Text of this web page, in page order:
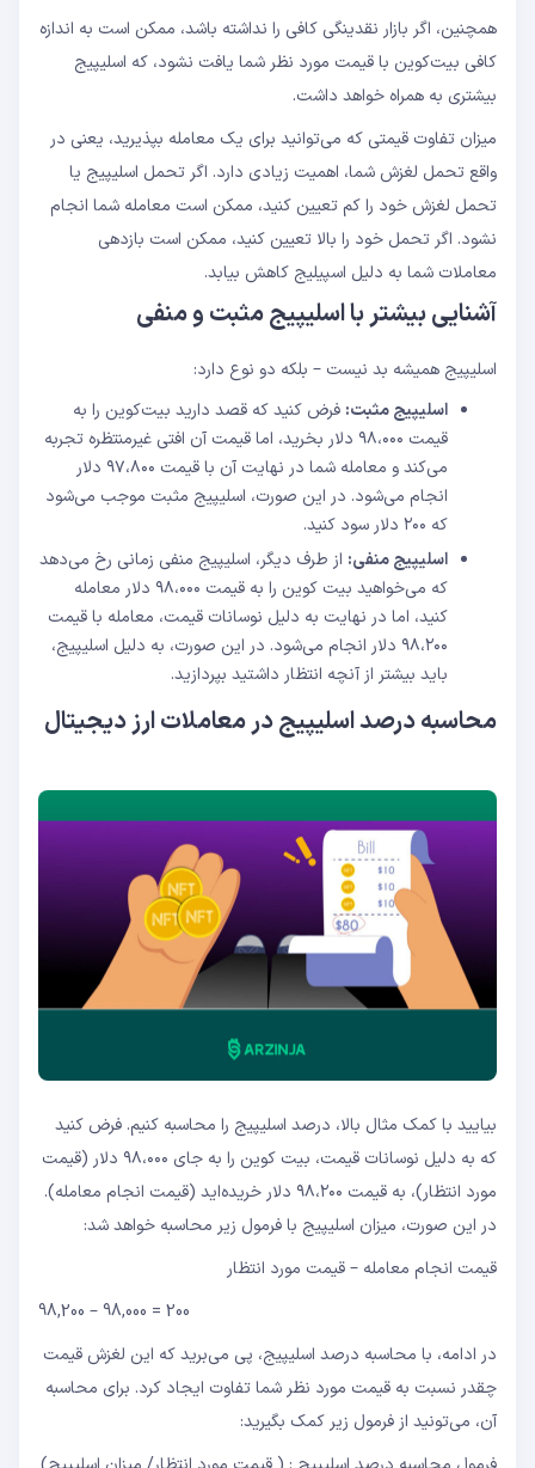
همچنین، اگر بازار نقدینگی کافی را نداشته باشد، ممکن است به اندازه
کافی بیت‌کوین با قیمت مورد نظر شما یافت نشود، که اسلیپیج
بیشتری به همراه خواهد داشت.
میزان تفاوت قیمتی که می‌توانید برای یک معامله بپذیرید، یعنی در
واقع تحمل لغزش شما، اهمیت زیادی دارد. اگر تحمل اسلیپیج یا
تحمل لغزش خود را کم تعیین کنید، ممکن است معامله شما انجام
نشود. اگر تحمل خود را بالا تعیین کنید، ممکن است بازدهی
معاملات شما به دلیل اسپیلیج کاهش بیابد.
آشنایی بیشتر با اسلیپیج مثبت و منفی
اسلیپیج همیشه بد نیست – بلکه دو نوع دارد:
اسلیپیج مثبت: فرض کنید که قصد دارید بیت‌کوین را به
قیمت ۹۸،۰۰۰ دلار بخرید، اما قیمت آن افتی غیرمنتظره تجربه
می‌کند و معامله شما در نهایت آن با قیمت ۹۷،۸۰۰ دلار
انجام می‌شود. در این صورت، اسلیپیج مثبت موجب می‌شود
که ۲۰۰ دلار سود کنید.
اسلیپیج منفی: از طرف دیگر، اسلیپیج منفی زمانی رخ می‌دهد
که می‌خواهید بیت کوین را به قیمت ۹۸،۰۰۰ دلار معامله
کنید، اما در نهایت به دلیل نوسانات قیمت، معامله با قیمت
۹۸،۲۰۰ دلار انجام می‌شود. در این صورت، به دلیل اسلیپیج،
باید بیشتر از آنچه انتظار داشتید بپردازید.
محاسبه درصد اسلیپیج در معاملات ارز دیجیتال
بیایید با کمک مثال بالا، درصد اسلیپیج را محاسبه کنیم. فرض کنید
که به دلیل نوسانات قیمت، بیت کوین را به جای ۹۸،۰۰۰ دلار (قیمت
مورد انتظار)، به قیمت ۹۸،۲۰۰ دلار خریده‌اید (قیمت انجام معامله).
در این صورت، میزان اسلیپیج با فرمول زیر محاسبه خواهد شد:
قیمت انجام معامله – قیمت مورد انتظار
98,200 – 98,000 = 200
در ادامه، با محاسبه درصد اسلیپیج، پی می‌برید که این لغزش قیمت
چقدر نسبت به قیمت مورد نظر شما تفاوت ایجاد کرد. برای محاسبه
آن، می‌تونید از فرمول زیر کمک بگیرید: